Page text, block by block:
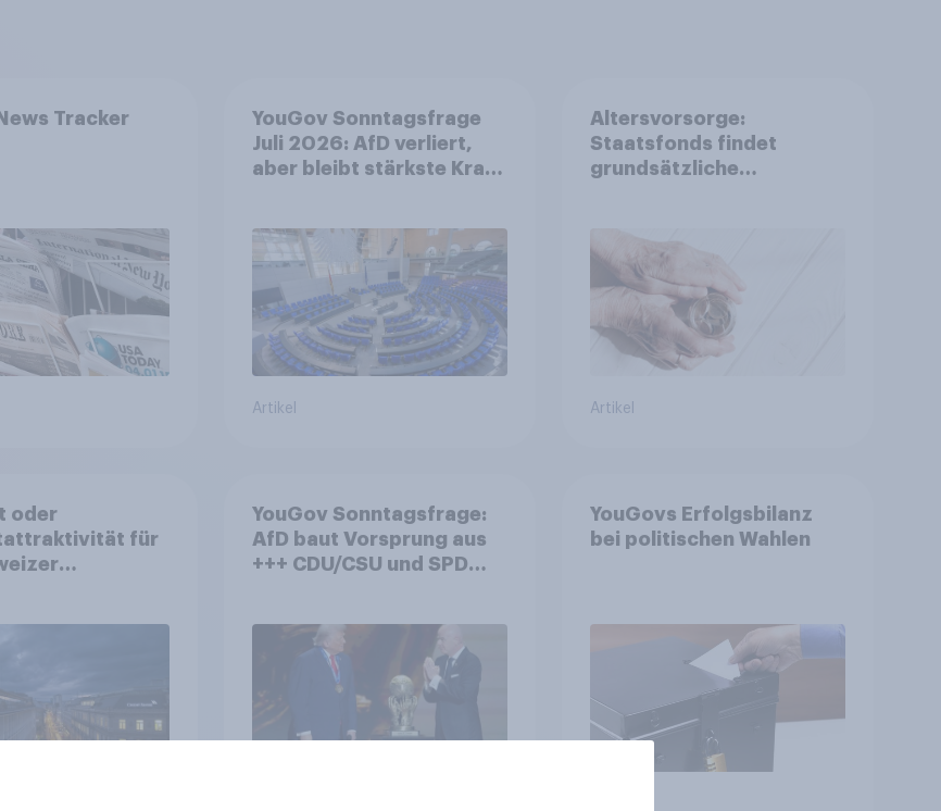
Tracker
YouGov Sonntagsfrage
Juli 2026: AfD verliert,
aber bleibt stärkste Kraft
Bevölkerung
Artikel
Altersvorsorge:
Staatsfonds findet
grundsätzliche
entscheiden über die
Akzeptanz
Artikel
oder
für
die
von
steht
YouGov Sonntagsfrage:
AfD baut Vorsprung aus
+++ CDU/CSU und SPD
wünschen sich Fußball-
WM ohne Politik
YouGovs Erfolgsbilanz
bei politischen Wahlen